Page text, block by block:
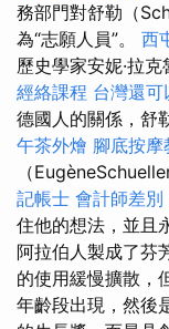
務部門對舒勒（
為“志願人員”。 西
歷史學家安妮·拉
經絡課程 台灣還
德國人的關係，舒
午茶外燴 腳底按摩
（
記帳士 會計師差別
住他的想法，並且
阿拉伯人製成了芬
的使用緩慢擴散，
年齡段出現，然後